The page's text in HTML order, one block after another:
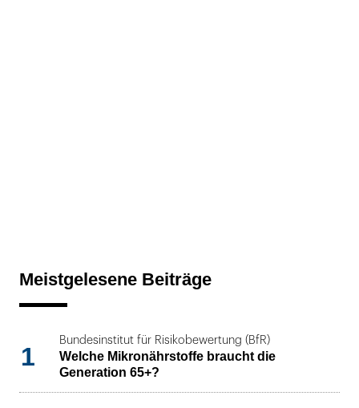
Meistgelesene Beiträge
1
Bundesinstitut für Risikobewertung (BfR)
Welche Mikronährstoffe braucht die
Generation 65+?